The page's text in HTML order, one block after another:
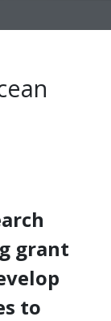
grant
to